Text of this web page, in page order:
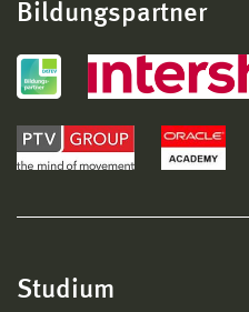
Bildungspartner
Studium